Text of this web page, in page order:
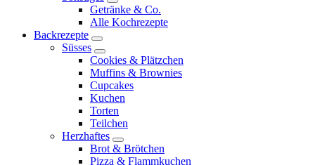
expand
child
menu
Getränke & Co.
Alle Kochrezepte
Backrezepte
expand
child
menu
Süsses
expand
child
menu
Cookies & Plätzchen
Muffins & Brownies
Cupcakes
Kuchen
Torten
Teilchen
Herzhaftes
expand
child
Brot & Brötchen
Pizza & Flammkuchen